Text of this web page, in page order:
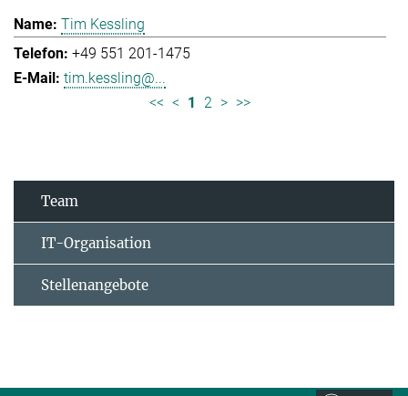
Tim Kessling
+49 551 201-1475
tim.kessling@...
<< < 1 2 > >>
Team
IT-Organisation
Stellenangebote